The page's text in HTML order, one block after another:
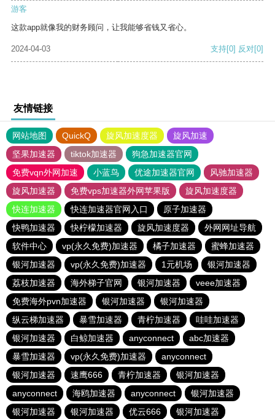
游客
这款app就像我的财务顾问，让我能够省钱又省心。
2024-04-03 支持[0] 反对[0]
友情链接
网站地图 QuickQ 旋风加速度器
旋风加速
坚果加速器
tiktok加速器
狗急加速器官网
免费vqn外网加速
小蓝鸟 优途加速器官网
风驰加速器
旋风加速器
免费vps加速器外网苹果版
旋风加速度器
快连加速器
快连加速器官网入口
原子加速器
快鸭加速器
快柠檬加速器 旋风加速度器
外网网址导航
软件中心
vp(永久免费)加速器 橘子加速器
蜜蜂加速器
银河加速器
vp(永久免费)加速器 1元机场
银河加速器
荔枝加速器
海外梯子官网 银河加速器
veee加速器
免费海外pvn加速器
银河加速器
银河加速器
纵云梯加速器
暴雪加速器 青柠加速器
哇哇加速器
银河加速器
白鲸加速器 anyconnect
abc加速器
暴雪加速器
vp(永久免费)加速器
anyconnect
银河加速器
速鹰666 青柠加速器
银河加速器
anyconnect
海鸥加速器 anyconnect
银河加速器
银河加速器
银河加速器 优云666 银河加速器